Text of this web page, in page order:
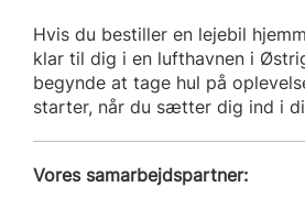
Hvis du bestiller en lejebil
klar til dig i en lufthavnen i
begynde at tage hul på
starter, når du sætter dig ind i
Vores samarbejdspartner: